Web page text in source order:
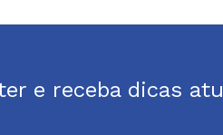
e receba dicas